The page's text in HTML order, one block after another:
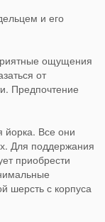
и его
ощущения
от
Предпочтение
йорка. Все они
Для поддержания
приобрести
шерсть с корпуса